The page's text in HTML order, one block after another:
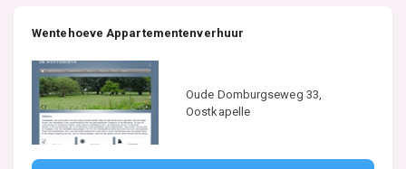
Wentehoeve Appartementenverhuur
Oude Domburgseweg 33,
Oostkapelle